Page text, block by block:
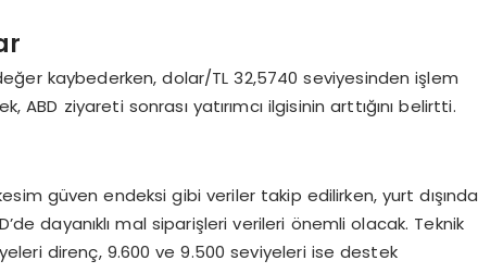
kaybederken, dolar/TL 32,5740 seviyesinden işlem
ABD ziyareti sonrası yatırımcı ilgisinin arttığını belirtti.
güven endeksi gibi veriler takip edilirken, yurt dışında
dayanıklı mal siparişleri verileri önemli olacak. Teknik
direnç, 9.600 ve 9.500 seviyeleri ise destek